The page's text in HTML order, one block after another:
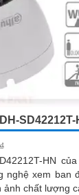
SD42212T-
HN
nghệ xem ban
cao. Camera này